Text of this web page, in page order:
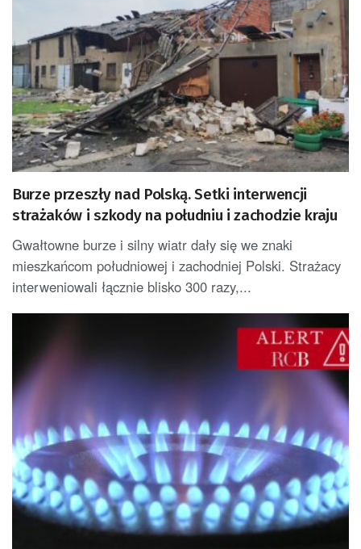
Burze przeszły nad Polską. Setki interwencji
strażaków i szkody na południu i zachodzie kraju
Gwałtowne burze i silny wiatr dały się we znaki
mieszkańcom południowej i zachodniej Polski. Strażacy
interweniowali łącznie blisko 300 razy,...